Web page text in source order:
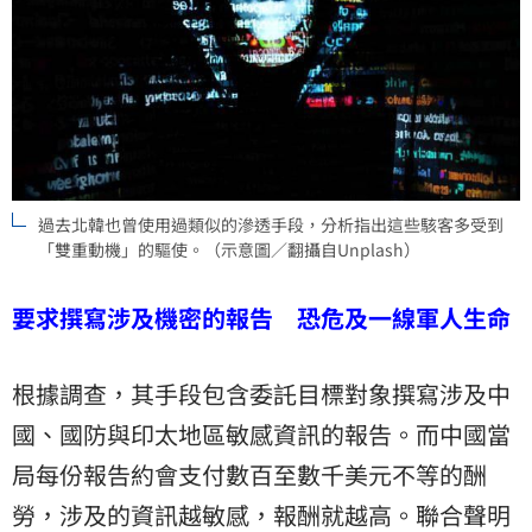
過去北韓也曾使用過類似的滲透手段，分析指出這些駭客多受到
「雙重動機」的驅使。（示意圖／翻攝自Unplash）
要求撰寫涉及機密的報告 恐危及一線軍人生命
根據調查，其手段包含委託目標對象撰寫涉及中
國、國防與印太地區敏感資訊的報告。而中國當
局每份報告約會支付數百至數千美元不等的酬
勞，涉及的資訊越敏感，報酬就越高。聯合聲明